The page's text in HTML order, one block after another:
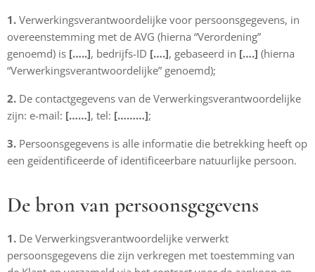
1. Verwerkingsverantwoordelijke voor persoonsgegevens, in
overeenstemming met de AVG (hierna “Verordening”
genoemd) is […..], bedrijfs-ID [….], gebaseerd in [….] (hierna
“Verwerkingsverantwoordelijke” genoemd);
2. De contactgegevens van de Verwerkingsverantwoordelijke
zijn: e-mail: [……], tel: [………];
3. Persoonsgegevens is alle informatie die betrekking heeft op
een geïdentificeerde of identificeerbare natuurlijke persoon.
De bron van persoonsgegevens
1. De Verwerkingsverantwoordelijke verwerkt
persoonsgegevens die zijn verkregen met toestemming van